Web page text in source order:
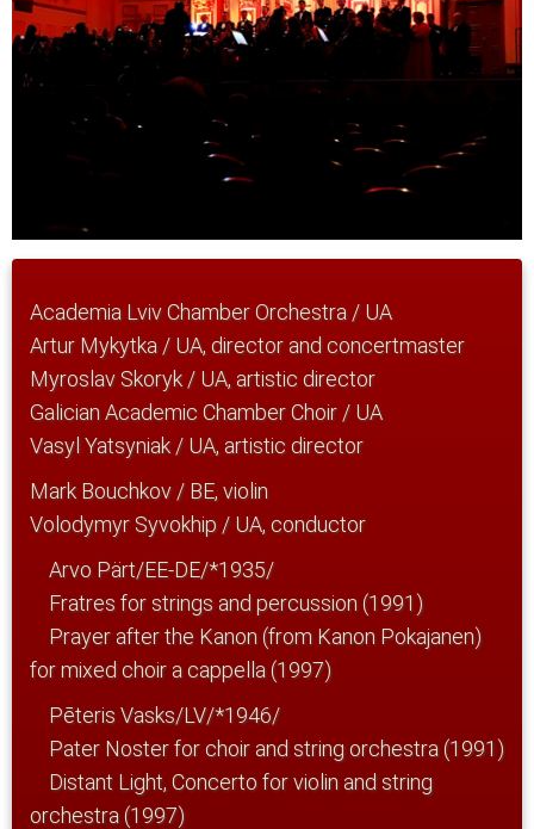
Academia Lviv Chamber Orchestra / UA
Artur Mykytka / UA, director and concertmaster
Myroslav Skoryk / UA, artistic director
Galician Academic Chamber Choir / UA
Vasyl Yatsyniak / UA, artistic director
Mark Bouchkov / BE, violin
Volodymyr Syvokhip / UA, conductor
Arvo Pärt/EE-DE/*1935/
Fratres for strings and percussion (1991)
Prayer after the Kanon (from Kanon Pokajanen)
for mixed choir a cappella (1997)
Pēteris Vasks/LV/*1946/
Pater Noster for choir and string orchestra (1991)
Distant Light, Concerto for violin and string
orchestra (1997)